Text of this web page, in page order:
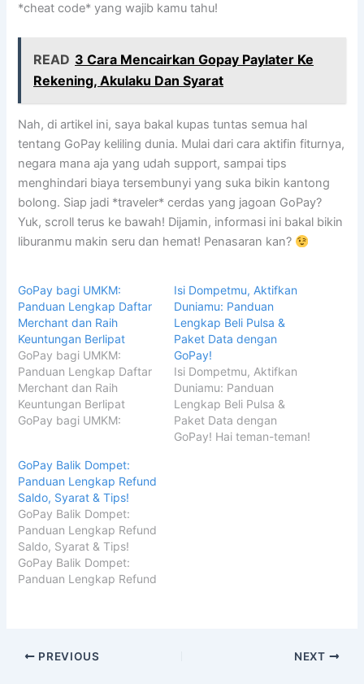
*cheat code* yang wajib kamu tahu!
READ 3 Cara Mencairkan Gopay Paylater Ke
Rekening, Akulaku Dan Syarat
Nah, di artikel ini, saya bakal kupas tuntas semua hal
tentang GoPay keliling dunia. Mulai dari cara aktifin fiturnya,
negara mana aja yang udah support, sampai tips
menghindari biaya tersembunyi yang suka bikin kantong
bolong. Siap jadi *traveler* cerdas yang jagoan GoPay?
Yuk, scroll terus ke bawah! Dijamin, informasi ini bakal bikin
liburanmu makin seru dan hemat! Penasaran kan?
GoPay bagi UMKM:
Panduan Lengkap Daftar
Merchant dan Raih
Keuntungan Berlipat
GoPay bagi UMKM:
Panduan Lengkap Daftar
Merchant dan Raih
Keuntungan Berlipat
GoPay bagi UMKM:
Keuntungan Berlipat Hai,
Juragan! Pernah nggak
sih lagi asik-asikan jualan,
eh pembeli malah batalin
transaksi gara-gara lupa
bawa dompet? Atau lebih
parah lagi, pas mau
bayar, sinyal internet
Isi Dompetmu, Aktifkan
Duniamu: Panduan
Lengkap Beli Pulsa &
Paket Data dengan
GoPay!
Isi Dompetmu, Aktifkan
Duniamu: Panduan
Lengkap Beli Pulsa &
Paket Data dengan
GoPay! Hai teman-teman!
GoPay Balik Dompet:
Panduan Lengkap Refund
Saldo, Syarat & Tips!
GoPay Balik Dompet:
Panduan Lengkap Refund
Saldo, Syarat & Tips!
GoPay Balik Dompet:
Panduan Lengkap Refund
kepencet transfer
PREVIOUS NEXT